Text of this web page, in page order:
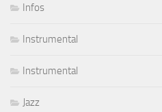
Infos
Instrumental
Instrumental
Jazz